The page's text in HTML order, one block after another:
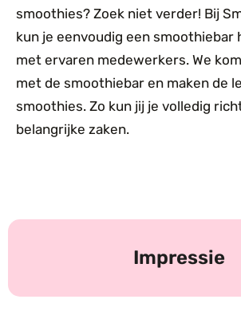
smoothies? Zoek niet verder! Bij
kun je eenvoudig een smoothiebar
met ervaren medewerkers. We
met de smoothiebar en maken de
smoothies. Zo kun jij je volledig
belangrijke zaken.
Impressie